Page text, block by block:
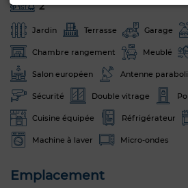
2
Jardin Terrasse Garage
Chambre rangement Meublé
Salon européen Antenne
Sécurité Double vitrage
Cuisine équipée Réfrigérateur
Machine à laver Micro-ondes
Emplacement